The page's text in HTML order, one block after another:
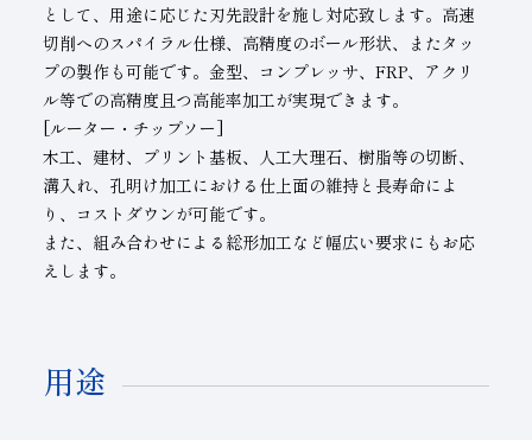
として、用途に応じた刃先設計を施し対応致します。高速
切削へのスパイラル仕様、高精度のボール形状、またタッ
プの製作も可能です。金型、コンプレッサ、 FRP、アクリ
ル等での高精度且つ高能率加工が実現できます。
[ルーター・チップソー]
木工、建材、プリント基板、人工大理石、樹脂等の切断、
溝入れ、孔明け加工における仕上面の維持と長寿命によ
り、コストダウンが可能です。
また、組み合わせによる総形加工など幅広い要求にもお応
えします。
用途